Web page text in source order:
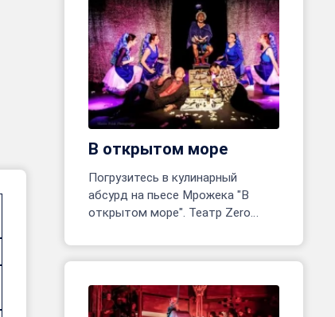
В открытом море
Погрузитесь в кулинарный
абсурд на пьесе Мрожека "В
открытом море". Театр Zero
приключение! Реж. Марина
Белявцева, Олег Родовильский.